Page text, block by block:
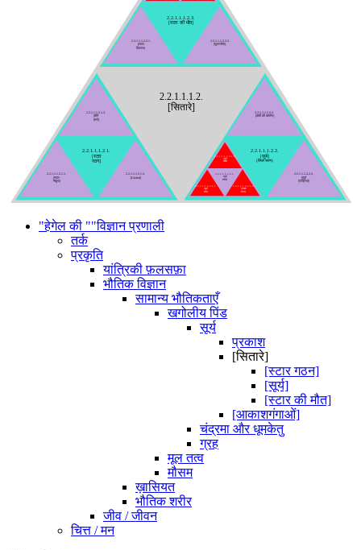
2.2.1.1.1.2.
[सितारे]
2.2.1.1.1.2.1.
[स्टार
गठन]
2.2.1.1.1.2.1.1.
[स्टार
नेबुला]
2.2.1.1.1.2.1.2.
[Globul]
2.2.1.1.1.2.1.3.
[बौने
तारों]
2.2.1.1.1.2.2.
[सूर्य]
(स्थिर चरण)
2.2.1.1.1.2.2.1.
[सूर्य
शरीर]
2.2.1.1.1.2.2.1.1.
[सूर्य
कोर]
2.2.1.1.1.2.2.1.2.
[संवहन
क्षेत्र]
2.2.1.1.1.2.2.1.3.
[सूर्य
कवर]
2.2.1.1.1.2.2.2.
[सूर्य
प्रक्रिया]
2.2.1.1.1.2.2.3.
[तत्वों की उत्पत्ति]
2.2.1.1.1.2.3.
[स्टार की मौत]
2.2.1.1.1.2.3.1.
[लाल
विशाल]
2.2.1.1.1.2.3.2.
[सुपरनोवा]
"हेगेल की ""विज्ञान प्रणाली
तर्क
प्रकृति
यांत्रिकी फ़लसफ़ा
भौतिक विज्ञान
सामान्य भौतिकताएँ
खगोलीय पिंड
सूर्य
प्रकाश
[सितारे]
[स्टार गठन]
[सूर्य]
[स्टार की मौत]
[आकाशगंगाओं]
चंद्रमा और धूमकेतु
ग्रह
मूल तत्व
मौसम
ख़ासियत
भौतिक शरीर
जीव / जीवन
चित्त / मन